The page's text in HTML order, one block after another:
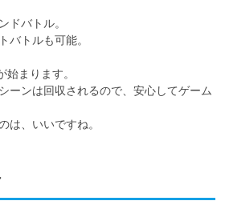
ドバトル。
バトルも可能。
まります。
ーンは回収されるので、安心してゲーム
は、いいですね。